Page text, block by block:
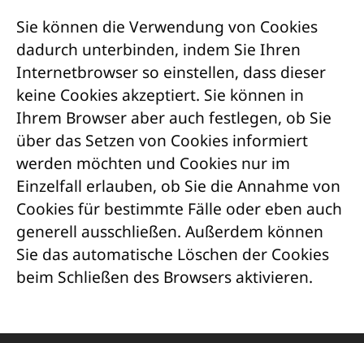
Sie können die Verwendung von Cookies
dadurch unterbinden, indem Sie Ihren
Internetbrowser so einstellen, dass dieser
keine Cookies akzeptiert. Sie können in
Ihrem Browser aber auch festlegen, ob Sie
über das Setzen von Cookies informiert
werden möchten und Cookies nur im
Einzelfall erlauben, ob Sie die Annahme von
Cookies für bestimmte Fälle oder eben auch
generell ausschließen. Außerdem können
Sie das automatische Löschen der Cookies
beim Schließen des Browsers aktivieren.